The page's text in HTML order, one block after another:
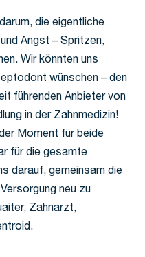
die eigentliche
Angst – Spritzen,
Wir könnten uns
wünschen – den
führenden Anbieter von
in der Zahnmedizin!
Moment für beide
für die gesamte
darauf, gemeinsam die
neu zu
Zahnarzt,